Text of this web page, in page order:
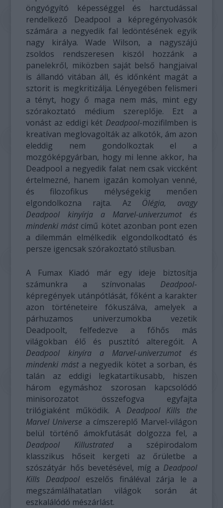
öngyógyító képességgel és harctudással
rendelkező Deadpool a képregényolvasók
számára a negyedik fal ledöntésének egyik
nagy királya. Wade Wilson, a nagyszájú
zsoldos rendszeresen kiszól hozzánk a
panelekről, miközben saját belső hangjaival
is állandó vitában áll, és időnként magát a
sztorit is megkritizálja. Lényegében felismeri
a tényt, hogy ő maga nem más, mint egy
szórakoztató médium szereplője. Ezt a
vonást az eddigi két Deadpool-mozifilmben is
kreatívan meglovagolták az alkotók, ám azon
eleddig nem gondolkoztak el a
mozgóképgyárban, hogy mi lenne akkor, ha
Deadpool a negyedik falat nem csak viccként
értelmezné, hanem igazán komolyan venné,
és filozofikus mélységekig menően
elgondolkozna rajta. Az Ölégia, avagy
Deadpool kinyírja a Marvel-univerzumot és
mindenki mástcímű kötet azonban pont ezen
a dilemmán elmélkedik elgondolkodtató és
persze igencsak szórakoztató stílusban.
A Fumax Kiadó már egy ideje biztosítja
számunkra a színvonalas Deadpool-
képregények utánpótlását, főként a karakter
azon történeteire fókuszálva, amelyek a
párhuzamos univerzumokba vezetik
Deadpoolt, felfedezve a főhős más
világokban élő és pusztító alteregóit. A
Deadpool kinyíra a Marvel-univerzumot és
mindenki másta negyedik kötet a sorban, és
talán az eddigi legkatartikusabb, hiszen
három egymáshoz szorosan kapcsolódó
minisorozatot összefogva egyfajta
trilógiaként működik. A Deadpool Kills the
Marvel Universe a címszereplő Marvel-világon
belül történő ámokfutását dolgozza fel, a
Deadpool Killustrateda szépirodalom
klasszikus hőseit kergeti az őrületbe a
szószátyár hős bevetésével, míg a Deadpool
Kills Deadpool eszelős fináléval zárja le a
megszámlálhatatlan világok során át
eszkalálódó mészárlást.